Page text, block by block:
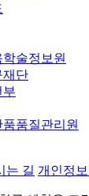
술정보원
재단
부
품질관리원
는 길 개인정